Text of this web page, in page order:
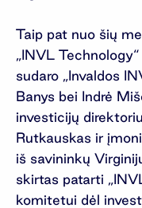
Taip pat nuo šių
„INVL
sudaro „Invaldos
Banys bei Indrė
investicijų
Rutkauskas ir
iš savininkų
skirtas patarti
komitetui dėl